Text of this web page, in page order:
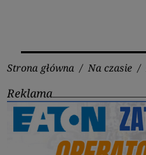
Strona główna / Na czasie /
Reklama